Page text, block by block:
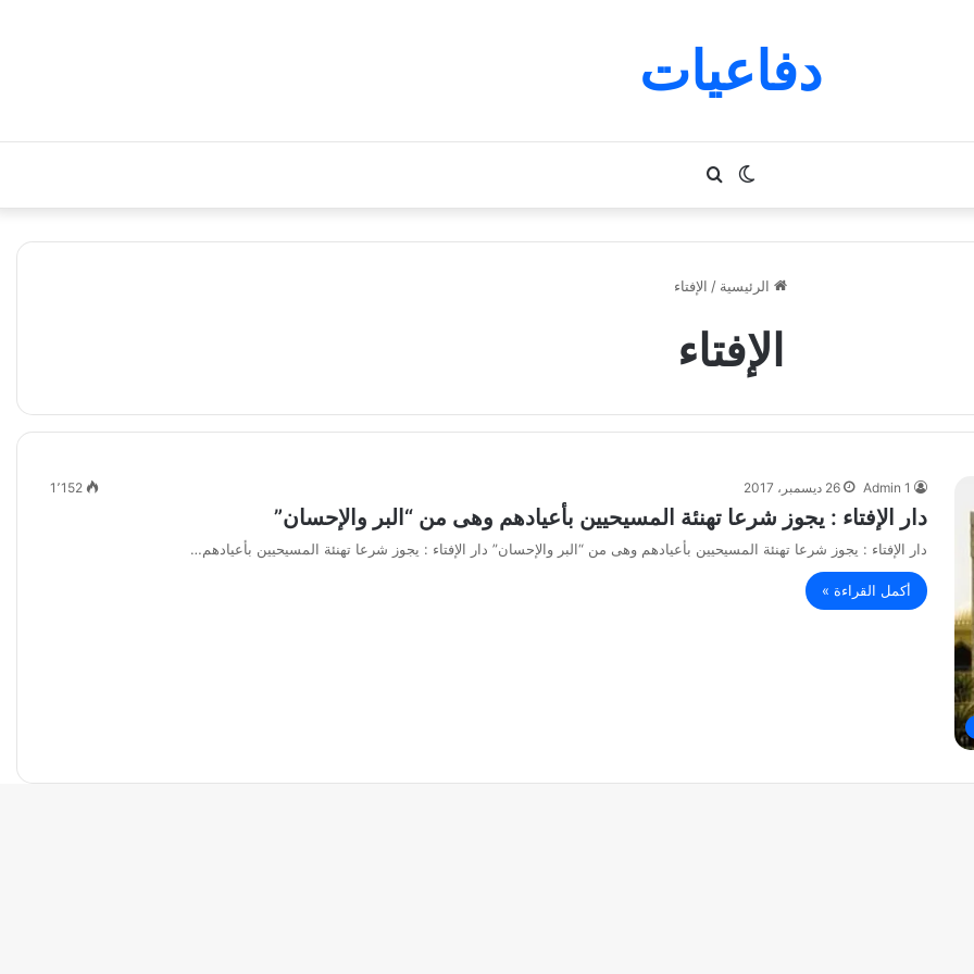
دفاعيات
بحث
عن
الوضع
المظلم
الرئيسية / الإفتاء
الإفتاء
Admin 1 26 ديسمبر، 2017 1٬152
دار الإفتاء : يجوز شرعا تهنئة المسيحيين بأعيادهم وهى من “البر والإحسان”
دار الإفتاء : يجوز شرعا تهنئة المسيحيين بأعيادهم وهى من “البر والإحسان” دار الإفتاء : يجوز شرعا تهنئة المسيحيين بأعيادهم…
أكمل القراءة »